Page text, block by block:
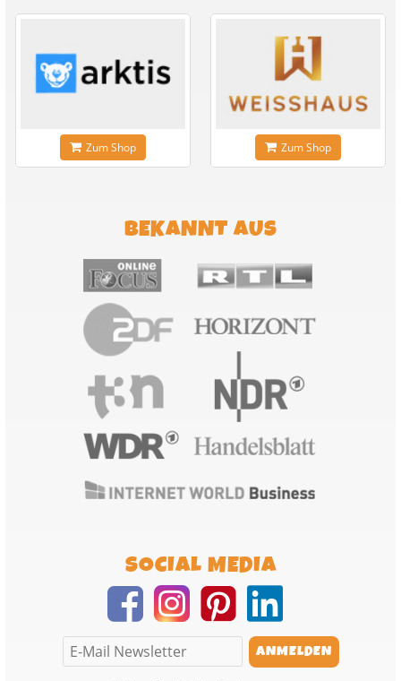
Zum Shop Zum Shop
BEKANNT AUS
SOCIAL MEDIA